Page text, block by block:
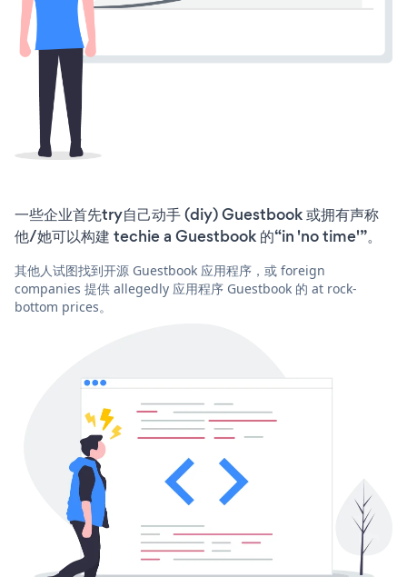
一些企业首先try自己动手 (diy) Guestbook 或拥有声称
他/她可以构建 techie a Guestbook 的“in 'no time'”。
其他人试图找到开源 Guestbook 应用程序，或 foreign
companies 提供 allegedly 应用程序 Guestbook 的 at rock-
bottom prices。